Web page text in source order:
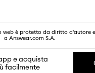
web è protetto da diritto d'autore
a Answear.com S.A.
e acquista
facilmente